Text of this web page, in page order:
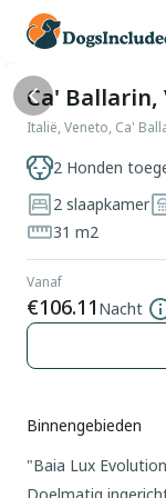
Ca' Ballarin,
Italië, Veneto, Ca'
2 Honden
2 slaapkamer
31 m2
Vanaf
€106.11 Nacht
Binnengebieden
"Baia Lux